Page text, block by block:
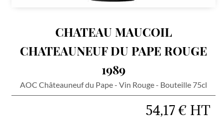
CHATEAU MAUCOIL
CHATEAUNEUF DU PAPE ROUGE
1989
AOC Châteauneuf du Pape - Vin Rouge - Bouteille 75cl
54,17€ HT